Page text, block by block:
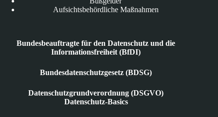
Aufsichtsbehördliche Maßnahmen
Bundesbeauftragte für den Datenschutz und die
Informationsfreiheit (BfDI)
Bundesdatenschutzgesetz (BDSG)
Datenschutzgrundverordnung (DSGVO)
Datenschutz-Basics